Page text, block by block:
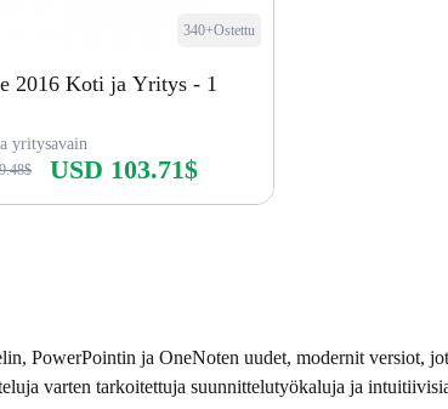
340+Ostettu
2016 Koti ja Yritys - 1
yritysavain
USD 103.71$
PowerPointin ja OneNoten uudet, modernit versiot,
varten tarkoitettuja suunnittelutyökaluja ja